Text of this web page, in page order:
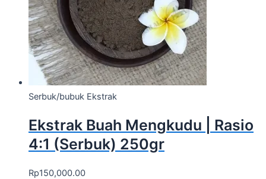
Serbuk/bubuk Ekstrak
Ekstrak Buah Mengkudu | Rasio
4:1 (Serbuk) 250gr
Rp150,000.00